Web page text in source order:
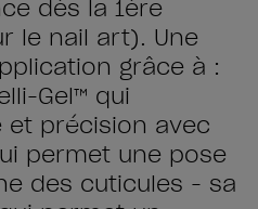
dès la 1ère
le nail art). Une
grâce à :
Gel™ qui
et précision avec
permet une pose
des cuticules - sa